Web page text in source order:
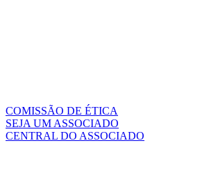
COMISSÃO DE ÉTICA
SEJA UM ASSOCIADO
CENTRAL DO ASSOCIADO